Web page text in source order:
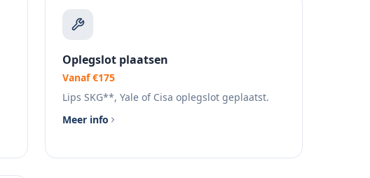
Oplegslot plaatsen
Vanaf €175
Lips SKG**, Yale of Cisa oplegslot geplaatst.
Meer info